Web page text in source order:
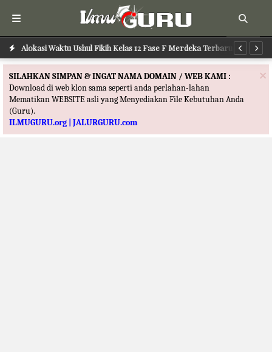
Alokasi Waktu Ushul Fikih Kelas 12 Fase F Merdeka Terbaru
Alokasi Waktu Ilmu Tafsir Kelas 12 Fase F Merdeka Terbaru
×
SILAHKAN SIMPAN & INGAT NAMA DOMAIN / WEB KAMI :
Download di web klon sama seperti anda perlahan-lahan
Mematikan WEBSITE asli yang Menyediakan File Kebutuhan Anda
(Guru).
ILMUGURU.org | JALURGURU.com